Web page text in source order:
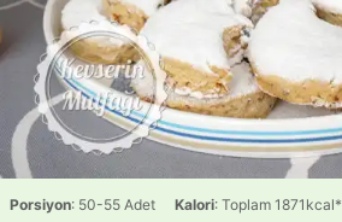
Porsiyon: 50-55 Adet Kalori: Toplam 1871kcal*